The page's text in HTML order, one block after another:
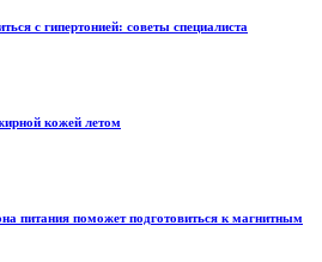
с гипертонией: советы специалиста
кожей летом
питания поможет подготовиться к магнитным